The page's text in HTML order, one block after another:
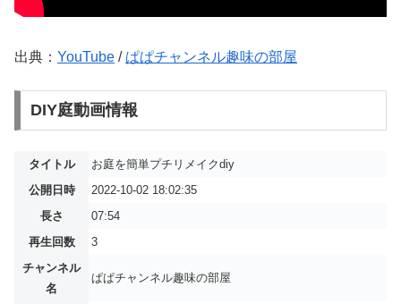
出典： YouTube / ぱぱチャンネル趣味の部屋
DIY庭動画情報
タイトル
お庭を簡単プチリメイクdiy
公開日時
2022-10-02 18:02:35
長さ
07:54
再生回数
3
チャンネル
名
ぱぱチャンネル趣味の部屋